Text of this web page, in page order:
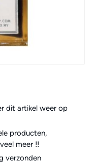
dit artikel weer op
producten,
meer !!
verzonden